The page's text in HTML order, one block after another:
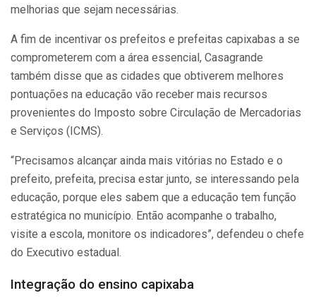
melhorias que sejam necessárias.
A fim de incentivar os prefeitos e prefeitas capixabas a se
comprometerem com a área essencial, Casagrande
também disse que as cidades que obtiverem melhores
pontuações na educação vão receber mais recursos
provenientes do Imposto sobre Circulação de Mercadorias
e Serviços (ICMS).
“Precisamos alcançar ainda mais vitórias no Estado e o
prefeito, prefeita, precisa estar junto, se interessando pela
educação, porque eles sabem que a educação tem função
estratégica no município. Então acompanhe o trabalho,
visite a escola, monitore os indicadores”, defendeu o chefe
do Executivo estadual.
Integração do ensino capixaba